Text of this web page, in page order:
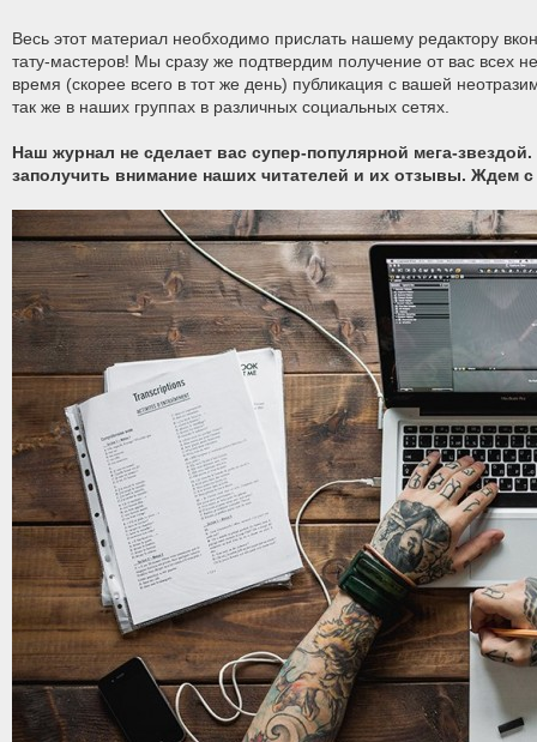
Весь этот материал необходимо прислать нашему редактору
тату-мастеров! Мы сразу же подтвердим получение от вас всех
время (скорее всего в тот же день) публикация с вашей
так же в наших группах в различных социальных сетях.
Наш журнал не сделает вас супер-популярной мега-
заполучить внимание наших читателей и их отзывы. Ждем